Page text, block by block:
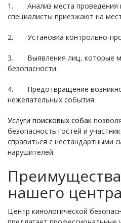
1. Анализ места проведения
специалисты приезжают на
2. Установка контрольно-
3. Выявления лиц, которые
безопасности.
4. Предотвращение
нежелательных события.
Услуги поисковых собак
безопасность гостей и
справиться с нестандартными
нарушителей.
Преимущества
нашего центра
Центр кинологической